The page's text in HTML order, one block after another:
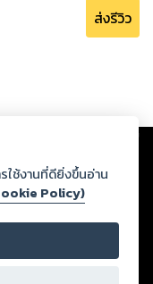
ส่งรีวิว
กฏว่าละเมิดสิทธิใน
ละศีลธรรม ดังนั้น ผู้อ่าน
อง และหากท่านพบว่าส่วน
งบริษัท เพื่อทีมงานจะได้
ทธิ์ตามพระราชบัญญัติ
ใช้งานที่ดียิ่งขึ้นอ่าน
Policy)